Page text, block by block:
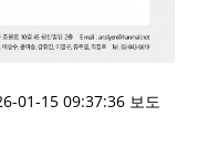
01-15 09:37:36 보도